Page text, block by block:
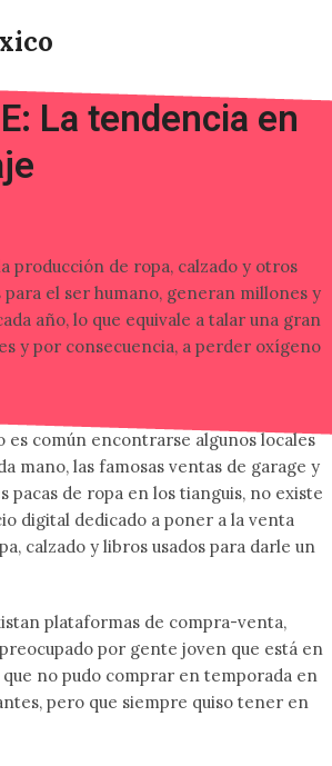
La tendencia en
producción de ropa, calzado y otros
para el ser humano, generan millones y
año, lo que equivale a talar una gran
y por consecuencia, a perder oxígeno
es común encontrarse algunos locales
mano, las famosas ventas de garage y
pacas de ropa en los tianguis, no existe
digital dedicado a poner a la venta
calzado y libros usados para darle un
plataformas de compra-venta,
por gente joven que está en
que no pudo comprar en temporada en
pero que siempre quiso tener en